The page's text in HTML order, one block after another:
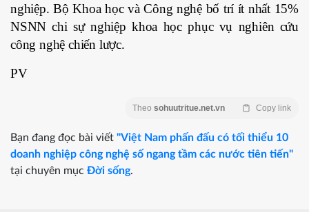
nghiệp. Bộ Khoa học và Công nghệ bố trí ít nhất 15%
NSNN chi sự nghiệp khoa học phục vụ nghiên cứu
công nghệ chiến lược.
PV
Theo sohuutritue.net.vn Copy link
Bạn đang đọc bài viết "Việt Nam phấn đấu có tối thiểu 10
doanh nghiệp công nghệ số ngang tầm các nước tiên tiến"
tại chuyên mục Đời sống.